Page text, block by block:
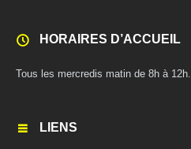
HORAIRES D’ACCUEIL
Tous les mercredis matin de 8h à 12h.
LIENS